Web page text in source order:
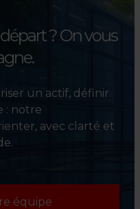
?On vous
un actif, définir
: notre
avec clarté et
équipe